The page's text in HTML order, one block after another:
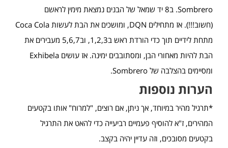
Sombrero. ב8 יד שמאל של הבנים נמצאת מימין לראשם
(חשוב!!!). אז מתחילים DQN, ומושכים את הבת לעשות Coca Cola
מתחת לידיים תוך כדי הורדת ראש ב1,2,3, וב5,6,7 מעבירים את
הבת להיות מאחורי הבן, ומסתובבים ימינה. אז עושים Exhibela
ומסיימים בהצלבה של Sombrero.
הערות נוספות
*תרגיל מהיר במיוחד, אך ניתן, אם רוצים, "למרוח" אותו בקטעים
המהירים, ז"א להוסיף פעמיים רביעייה כדי להאט את התרגיל
בקטעים מסובכים, וזה עדיין יהיה בקצב.